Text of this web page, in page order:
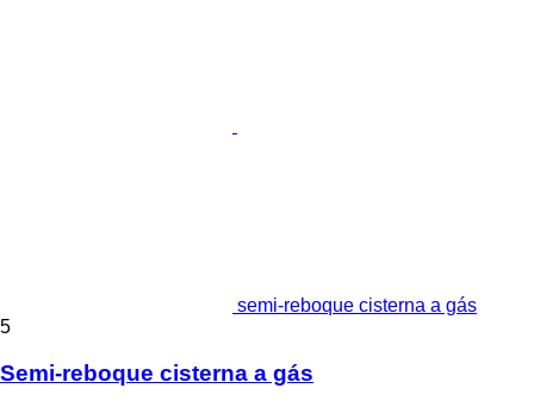
semi-reboque cisterna a gás
5
Semi-reboque cisterna a gás